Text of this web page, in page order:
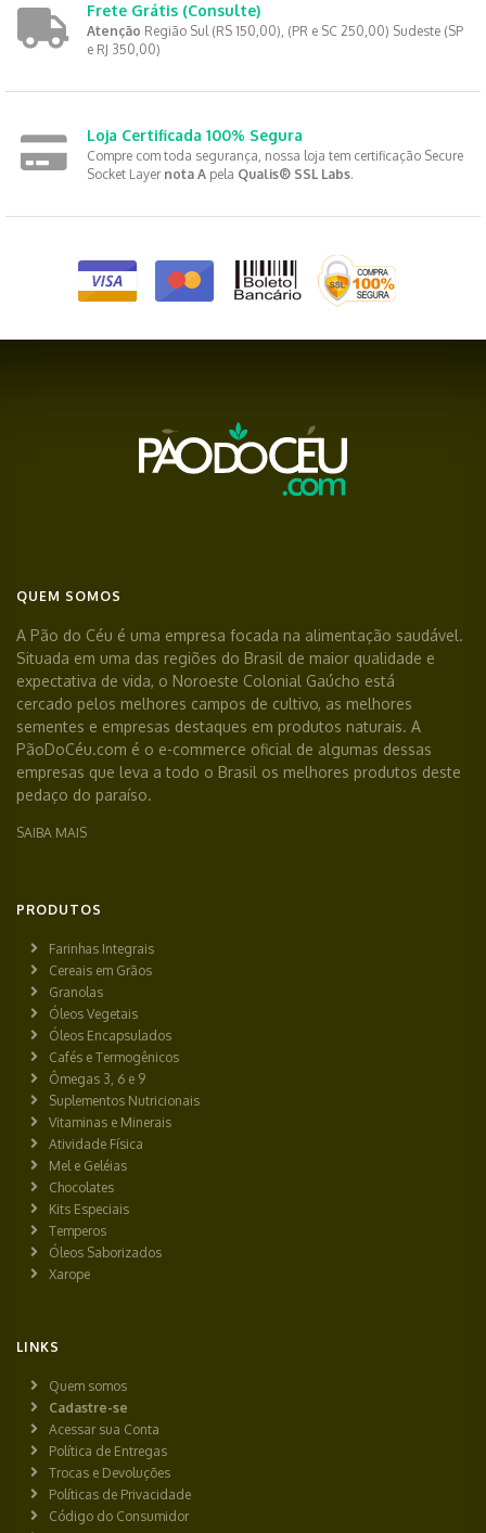
Frete Grátis (Consulte)
Atenção Região Sul (RS 150,00), (PR e SC 250,00) Sudeste (SP
e RJ 350,00)
Loja Certificada 100% Segura
Compre com toda segurança, nossa loja tem certificação Secure
Socket Layer nota A pela Qualis® SSL Labs.
QUEM SOMOS
A Pão do Céu é uma empresa focada na alimentação saudável.
Situada em uma das regiões do Brasil de maior qualidade e
expectativa de vida, o Noroeste Colonial Gaúcho está
cercado pelos melhores campos de cultivo, as melhores
sementes e empresas destaques em produtos naturais. A
PãoDoCéu.com é o e-commerce oficial de algumas dessas
empresas que leva a todo o Brasil os melhores produtos deste
pedaço do paraíso.
SAIBA MAIS
PRODUTOS
Farinhas Integrais
Cereais em Grãos
Granolas
Óleos Vegetais
Óleos Encapsulados
Cafés e Termogênicos
Ômegas 3, 6 e 9
Suplementos Nutricionais
Vitaminas e Minerais
Atividade Física
Mel e Geléias
Chocolates
Kits Especiais
Temperos
Óleos Saborizados
Xarope
LINKS
Quem somos
Cadastre-se
Acessar sua Conta
Política de Entregas
Trocas e Devoluções
Políticas de Privacidade
Código do Consumidor